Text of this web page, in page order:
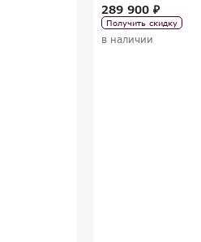
289 900 ₽
Получить скидку
в наличии